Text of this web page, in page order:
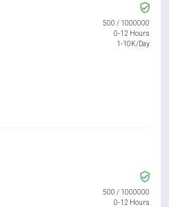
500 / 1000000
0-12 Hours
1-10K/Day
500 / 1000000
0-12 Hours